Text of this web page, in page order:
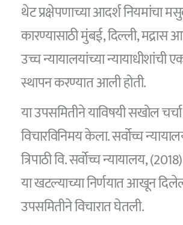
थेट प्रक्षेपणाच्या आदर्श नियमांचा
कारण्यासाठी मुंबई, दिल्ली, मद्रास
उच्च न्यायालयांच्या न्यायाधीशांची
स्थापन करण्यात आली होती.
या उपसमितीने याविषयी सखोल
विचारविनिमय केला. सर्वोच्च
त्रिपाठी वि. सर्वोच्च न्यायालय,
या खटल्याच्या निर्णयात आखून
उपसमितीने विचारात घेतली.